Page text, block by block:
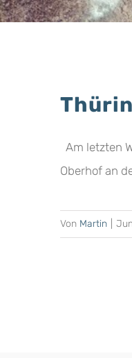
Am letzten
Oberhof an
Von Martin